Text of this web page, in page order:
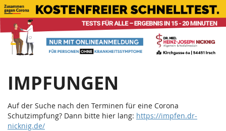
Zum
Haupt-
Inhalt
springen
Corona
Schnelltests
Teststation
Irsch
Saarburg
IMPFUNGEN
Auf der Suche nach den Terminen für eine Corona
Schutzimpfung? Dann bitte hier lang: https://impfen.dr-
nicknig.de/